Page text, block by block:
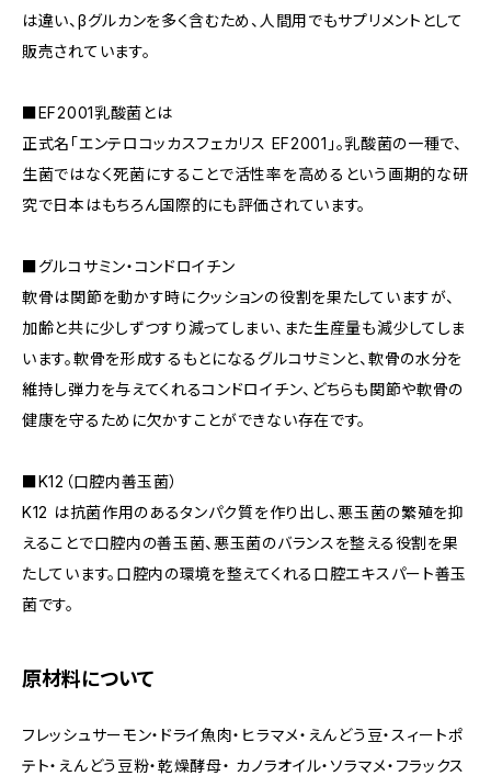
は違い、βグルカンを多く含むため、人間用でもサプリメントとして
販売されています。
■EF2001乳酸菌とは
正式名「エンテロコッカスフェカリス EF2001」。乳酸菌の一種で、
生菌ではなく死菌にすることで活性率を高めるという画期的な研
究で日本はもちろん国際的にも評価されています。
■グルコサミン・コンドロイチン
軟骨は関節を動かす時にクッションの役割を果たしていますが、
加齢と共に少しずつすり減ってしまい、また生産量も減少してしま
います。軟骨を形成するもとになるグルコサミンと、軟骨の水分を
維持し弾力を与えてくれるコンドロイチン、どちらも関節や軟骨の
健康を守るために欠かすことができない存在です。
■K12（口腔内善玉菌）
K12 は抗菌作用のあるタンパク質を作り出し、悪玉菌の繁殖を抑
えることで口腔内の善玉菌、悪玉菌のバランスを整える役割を果
たしています。口腔内の環境を整えてくれる口腔エキスパート善玉
菌です。
原材料について
フレッシュサーモン・ドライ魚肉・ヒラマメ・えんどう豆・スィートポ
テト・えんどう豆粉・乾燥酵母・ カノラオイル・ソラマメ・フラックス